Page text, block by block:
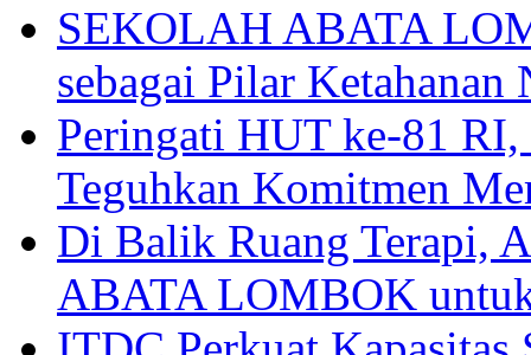
SEKOLAH ABATA
sebagai Pilar Ketahanan
Peringati HUT ke-81
Teguhkan Komitmen
Di Balik Ruang Terapi,
ABATA LOMBOK